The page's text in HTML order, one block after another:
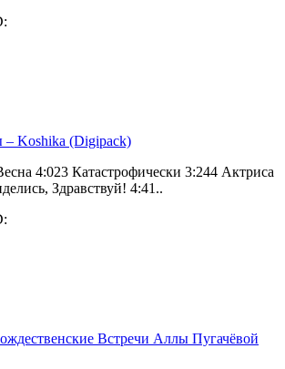
Koshika (Digipack)
4:023 Катастрофически 3:244 Актриса
Здравствуй! 4:41..
Встречи Аллы Пугачёвой